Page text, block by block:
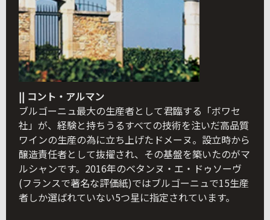
|| コント・アルマン
ブルゴーニュ最大の生産者として君臨する「ボワセ
社」が、経験と持ちうるすべての技術を注いだ高品質
ワインの生産の為に立ち上げたドメーヌ。設立時から
醸造責任者として抜擢され、その基盤を築いたのがマ
ルシャンです。2016年のベタンヌ・エ・ドゥソーヴ
(フランスで著名な評価紙)ではブルゴーニュで15生産
者しか選ばれていない5つ星に指定されています。